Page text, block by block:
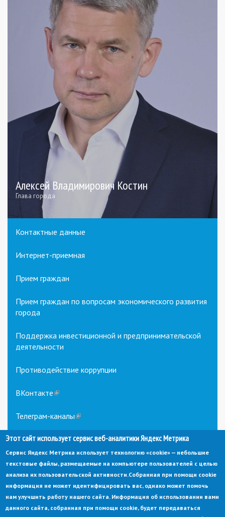
Алексей Владимирович Костин
Глава города
Контактные данные
Интернет-приемная
Прием граждан
Прием граждан по вопросам экономического развития
города
Поддержка инвестиционной и предпринимательской
деятельности
Противодействие коррупции
ВКонтакте(link
external)
Телеграм-каналы(link
external)
Этот сайт использует сервис веб-аналитики Яндекс Метрика
Сервис Яндекс Метрика использует технологию «cookie» — небольшие
текстовые файлы, размещаемые на компьютере пользователей с целью
анализа их пользовательской активности.Собранная при помощи cookie
информация не может идентифицировать вас, однако может помочь
нам улучшить работу нашего сайта. Информация об использовании вами
данного сайта, собранная при помощи cookie, будет передаваться